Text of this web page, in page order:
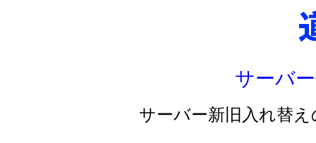
サーバ
サーバー新旧入れ替